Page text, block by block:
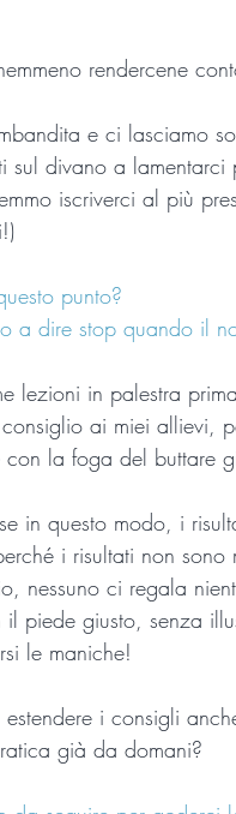
rendercene
e ci lasciamo
sul divano a
iscriverci al più
punto?
a dire stop quando il
lezioni in palestra
ai miei allievi,
la foga del buttare
in questo modo, i
i risultati non
nessuno ci regala
piede giusto, senza
le maniche!
i consigli
già da domani?